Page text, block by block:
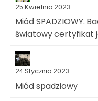
25 Kwietnia 2023
Miód SPADZIOWY.
światowy certyfikat
24 Stycznia 2023
Miód spadziowy